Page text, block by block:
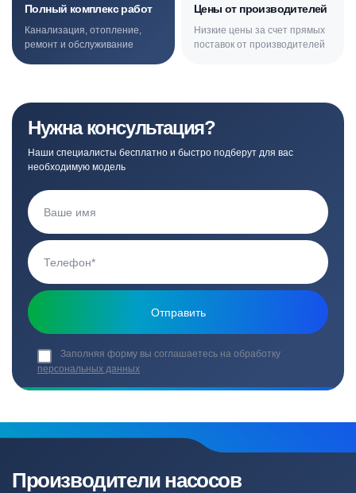
Полный комплекс работ
Канализация, отопление,
ремонт и обслуживание
Цены от производителей
Низкие цены за счет прямых
поставок от производителей
Нужна консультация?
Наши специалисты бесплатно и быстро подберут для вас
необходимую модель
Заполняя форму вы соглашаетесь на обработку
персональных данных
Производители насосов